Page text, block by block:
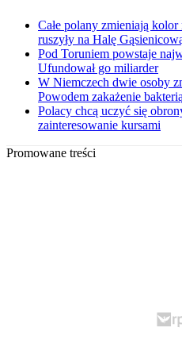
Całe polany zmieniają
ruszyły na Halę
Pod Toruniem powstaje
Ufundował go miliarder
W Niemczech dwie osoby
Powodem zakażenie bakterią
Polacy chcą uczyć się
zainteresowanie kursami
Promowane treści